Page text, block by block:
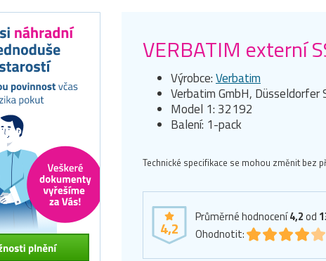
VERBATIM externí
Výrobce:Verbatim
Verbatim GmbH,
Model 1: 32192
Balení: 1-pack
Technické specifikace se mohou změnit bez
4,2
Průměrné hodnocení4,2od
Ohodnotit: